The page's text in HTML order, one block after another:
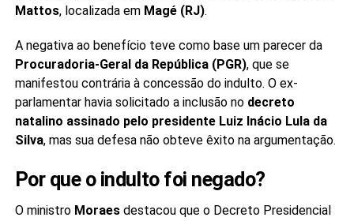
Mattos, localizada em Magé (RJ).
A negativa ao benefício teve como base um parecer da
Procuradoria-Geral da República (PGR), que se
manifestou contrária à concessão do indulto. O ex-
parlamentar havia solicitado a inclusão no decreto
natalino assinado pelo presidente Luiz Inácio Lula da
Silva, mas sua defesa não obteve êxito na argumentação.
Por que o indulto foi negado?
O ministro Moraesdestacou que o Decreto Presidencial